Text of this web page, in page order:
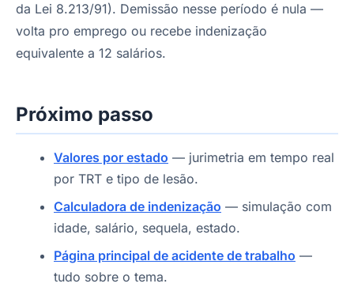
da Lei 8.213/91). Demissão nesse período é nula —
volta pro emprego ou recebe indenização
equivalente a 12 salários.
Próximo passo
Valores por estado — jurimetria em tempo real
por TRT e tipo de lesão.
Calculadora de indenização — simulação com
idade, salário, sequela, estado.
Página principal de acidente de trabalho —
tudo sobre o tema.